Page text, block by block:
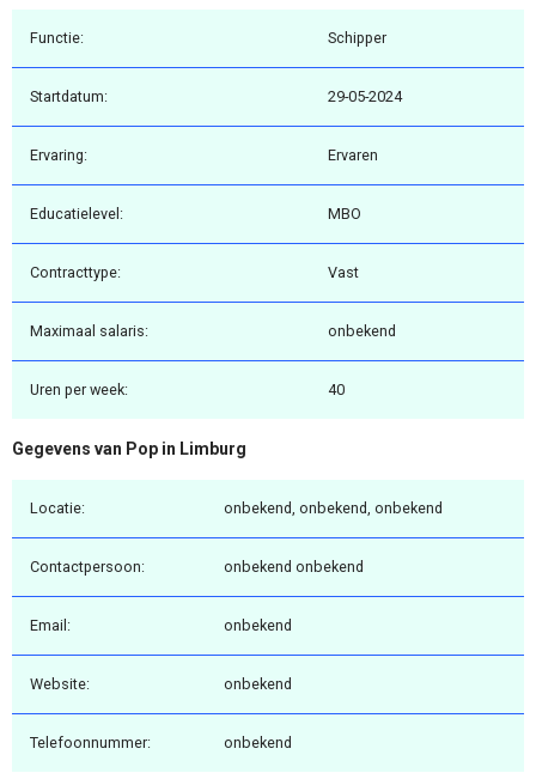
Functie: Schipper
Startdatum: 29-05-2024
Ervaring: Ervaren
Educatielevel: MBO
Contracttype: Vast
Maximaal salaris: onbekend
Uren per week: 40
Gegevens van Pop in Limburg
Locatie: onbekend, onbekend, onbekend
Contactpersoon: onbekend onbekend
Email: onbekend
Website: onbekend
Telefoonnummer: onbekend